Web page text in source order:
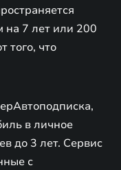
на 7 лет или 200
того, что
в личное
до 3 лет. Сервис
с